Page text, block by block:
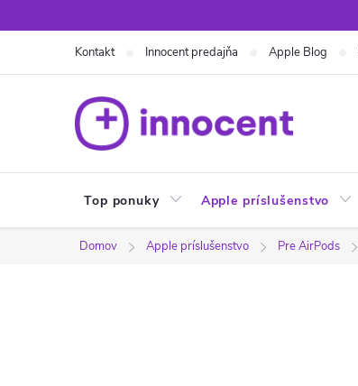
na
Kontakt Innocent predajňa Apple Blog
Top ponuky Apple príslušenstvo
Domov Apple príslušenstvo Pre AirPods